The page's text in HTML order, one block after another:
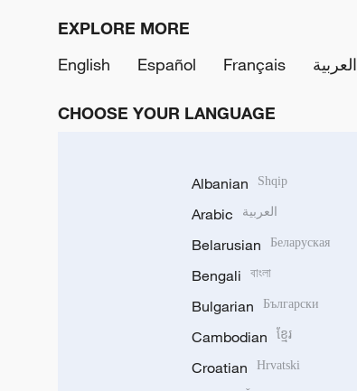
EXPLORE MORE
English
Español Français العربية
CHOOSE YOUR LANGUAGE
Albanian Shqip
Arabic العربية
Belarusian Беларуская
Bengali বাংলা
Bulgarian Български
Cambodian ខ្មែរ
Croatian Hrvatski